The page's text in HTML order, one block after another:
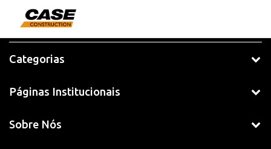
Categorias
Páginas Institucionais
Sobre Nós